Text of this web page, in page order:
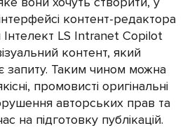
контент-редактора
LS Intranet Copilot
контент, який
запиту. Таким чином можна
промовисті оригінальні
авторських прав та
на підготовку публікацій.